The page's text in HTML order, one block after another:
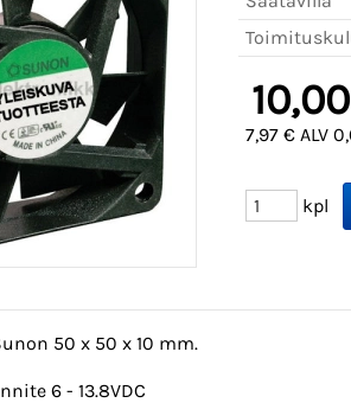
7,97 € ALV
kpl
50 x 50 x 10 mm.
6 - 13.8VDC